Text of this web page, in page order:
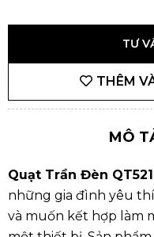
TƯ
THÊM
MÔ
Quạt Trần Đèn
những gia đình yêu
và muốn kết hợp làm